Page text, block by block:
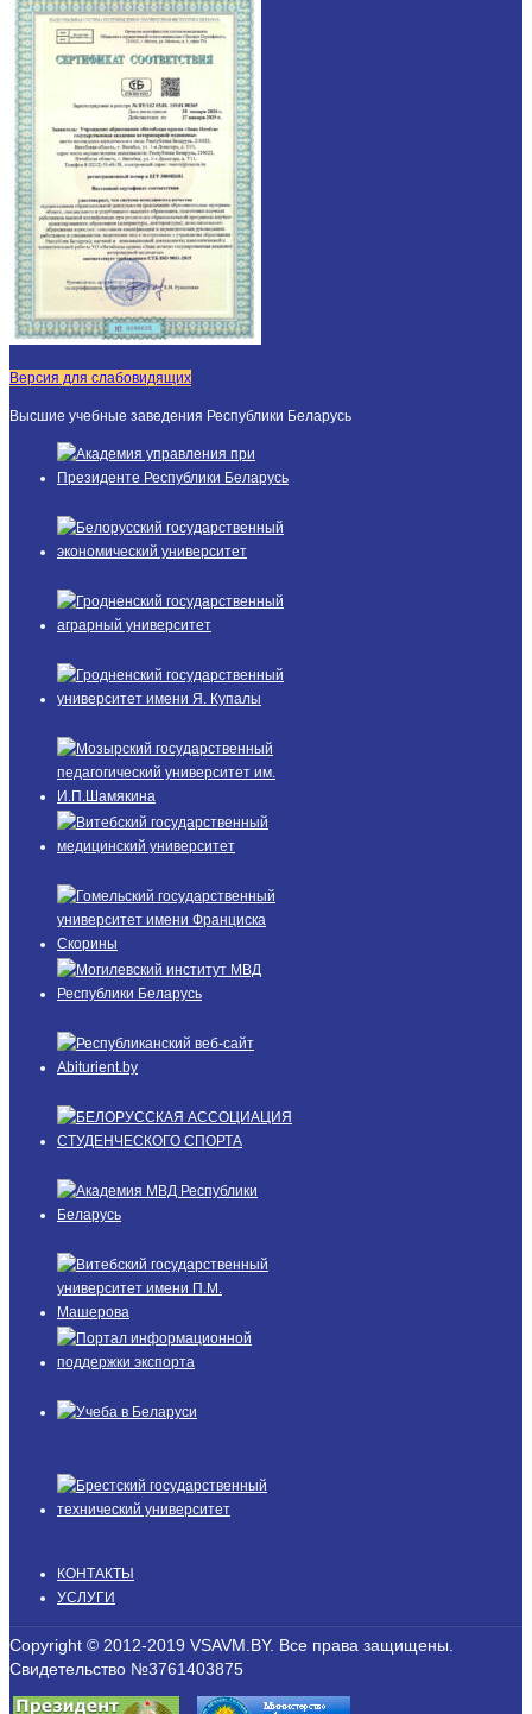
Версия для слабовидящих
Высшие учебные заведения Республики Беларусь
КОНТАКТЫ
УСЛУГИ
Copyright © 2012-2019 VSAVM.BY. Все права защищены.
Свидетельство №3761403875